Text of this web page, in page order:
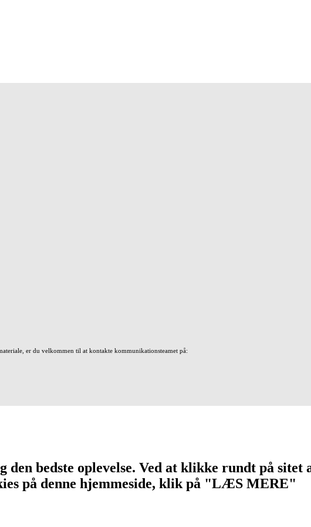
er du velkommen til at kontakte kommunikationsteamet på:
bedste oplevelse. Ved at klikke rundt på sitet
på denne hjemmeside, klik på "LÆS MERE"